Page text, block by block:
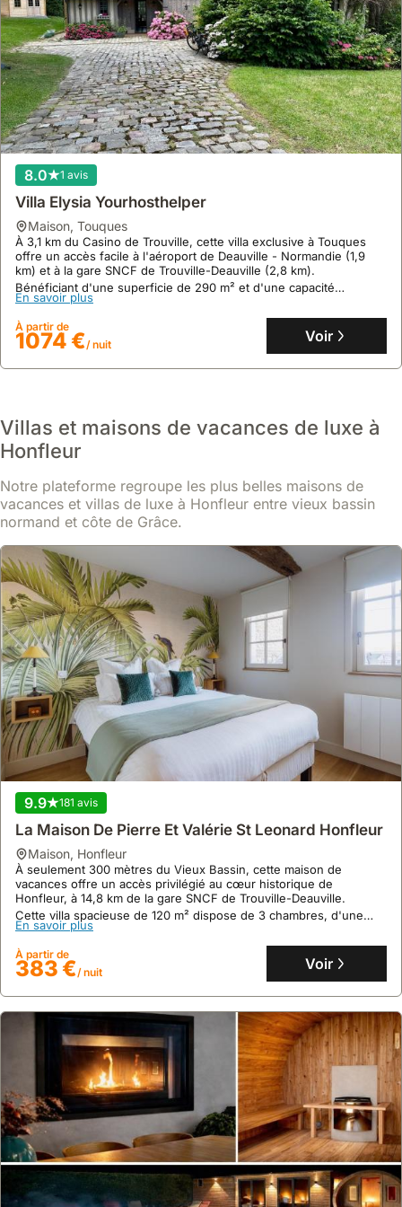
Aucun avis
Maison Avec Jardin Près De Honfleur
À quelques minutes de Honfleur, cette villa de vacances vous
accueille dans un cadre paisible en Normandie.
Cette maison de vacances spacieuse de 110 m² offre 3 chambres
À partir de
143 €/ nuit Voir
9.4 337 avis
~ Maisonnette Avec Sauna ~ Honfleur ~
maison,Honfleur
En plein centre de Honfleur, cette maison de vacances se trouve
à quelques pas de toutes les commodités et de sites historiques.
Cette villa propose un jardin avec un ruisseau, un barbecue, et un
accès à un sauna, pour un séjour de détente jusqu'à 2
personnes.
En savoir plus
À partir de
138 €/ nuit Voir
9.0 31 avis
8.0 1 avis
Villa Elysia Yourhosthelper
maison, Touques
À 3,1 km du Casino de Trouville, cette villa exclusive à Touques
offre un accès facile à l'aéroport de Deauville - Normandie (1,9
km) et à la gare SNCF de Trouville-Deauville (2,8 km).
Bénéficiant d'une superficie de 290 m² et d'une capacité
d'accueil de 23 personnes, cette maison de vacances propose un
jardin luxuriant avec piscine, une connexion Wi-Fi gratuite et une
table de ping-pong pour des moments de détente.
En savoir plus
À partir de
1074 €/ nuit Voir
Villas et maisons de vacances de luxe à
Honfleur
Notre plateforme regroupe les plus belles maisons de
vacances et villas de luxe à Honfleur entre vieux bassin
normand et côte de Grâce.
9.9 181 avis
La Maison De Pierre Et Valérie St Leonard Honfleur
maison, Honfleur
À seulement 300 mètres du Vieux Bassin, cette maison de
vacances offre un accès privilégié au cœur historique de
Honfleur, à 14,8 km de la gare SNCF de Trouville-Deauville.
Cette villa spacieuse de 120 m² dispose de 3 chambres, d'une
cuisine équipée, d'une terrasse avec vue sur la ville et propose
des activités de plein air telles que le vélo et la randonnée.
En savoir plus
À partir de
383 €/ nuit Voir